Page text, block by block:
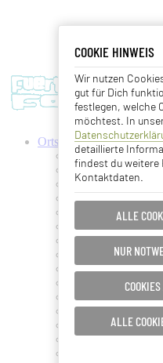
COOKIE HINWEIS
Wir nutzen
gut für Dich
festlegen, welche
möchtest. In
detaillierte
findest du weitere
Kontaktdaten.
ALLE
NUR
ALLE
Ortschaften
Antigua
Ajuy
Betancuria
Caleta de Fuste
Corralejo
Costa Calma
El Cotillo
Gran Tarajal
La Lajita
La Oliva
La Pared
Lajares